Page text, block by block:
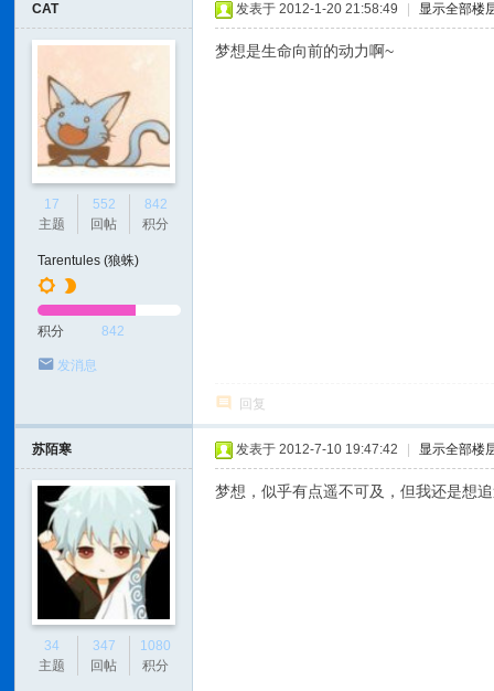
CAT
17
主题
552
回帖
842
积分
Tarentules (狼蛛)
积分 842
发消息
发表于 2012-1-20 21:58:49 显示全部楼
梦想是生命向前的动力啊~
回复
苏陌寒
34
主题
347
回帖
1080
积分
发表于 2012-7-10 19:47:42 显示全部楼
梦想，似乎有点遥不可及，但我还是想